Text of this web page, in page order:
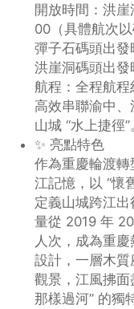
開放時間：洪
00（具體航次以
彈子石碼頭出
洪崖洞碼頭出
航程：全程航程
高效串聯渝中
山城 “水上捷徑”
✨ 亮點特色
作為重慶輪渡
江記憶，以 “懷
定義山城跨江
量從 2019 年
人次，成為重
設計，一層木
觀景，江風拂面
那樣過河” 的獨